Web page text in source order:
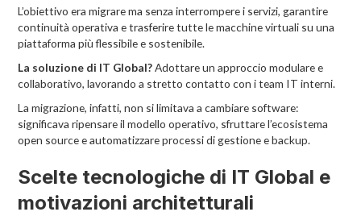
L’obiettivo era migrare ma senza interrompere i servizi, garantire
continuità operativa e trasferire tutte le macchine virtuali su una
piattaforma più flessibile e sostenibile.
La soluzione di IT Global?Adottare un approccio modulare e
collaborativo, lavorando a stretto contatto con i team IT interni.
La migrazione, infatti, non si limitava a cambiare software:
significava ripensare il modello operativo, sfruttare l’ecosistema
open source e automatizzare processi di gestione e backup.
Scelte tecnologiche di IT Global e
motivazioni architetturali